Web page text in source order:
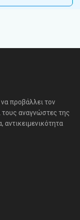
προβάλλει τον
τους αναγνώστες της